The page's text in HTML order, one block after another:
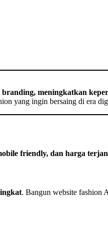
meningkatkan
yang ingin bersaing di era
friendly, dan harga
. Bangun website fashion